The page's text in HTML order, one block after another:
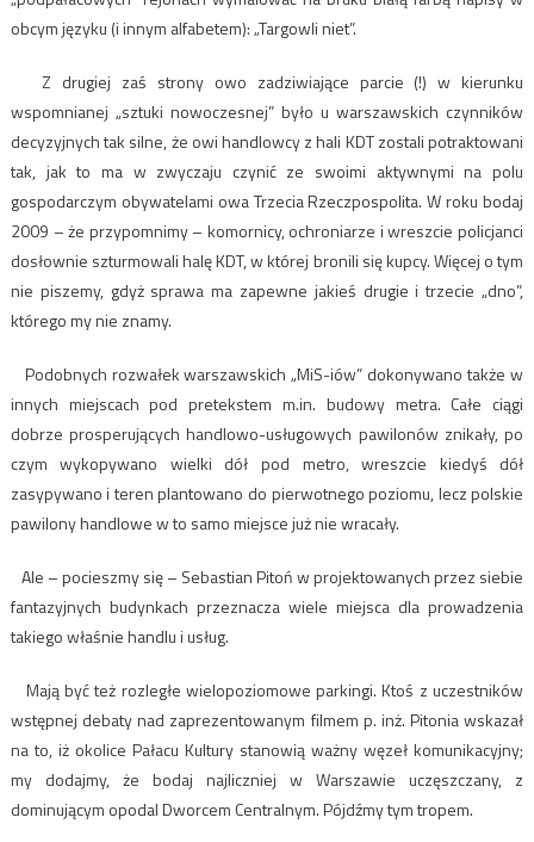
obcym języku (i innym alfabetem): „Targowli niet”.
Z drugiej zaś strony owo zadziwiające parcie (!) w kierunku
wspomnianej „sztuki nowoczesnej” było u warszawskich czynników
decyzyjnych tak silne, że owi handlowcy z hali KDT zostali potraktowani
tak, jak to ma w zwyczaju czynić ze swoimi aktywnymi na polu
gospodarczym obywatelami owa Trzecia Rzeczpospolita. W roku bodaj
2009 – że przypomnimy – komornicy, ochroniarze i wreszcie policjanci
dosłownie szturmowali halę KDT, w której bronili się kupcy. Więcej o tym
nie piszemy, gdyż sprawa ma zapewne jakieś drugie i trzecie „dno”,
którego my nie znamy.
Podobnych rozwałek warszawskich „MiS-iów” dokonywano także w
innych miejscach pod pretekstem m.in. budowy metra. Całe ciągi
dobrze prosperujących handlowo-usługowych pawilonów znikały, po
czym wykopywano wielki dół pod metro, wreszcie kiedyś dół
zasypywano i teren plantowano do pierwotnego poziomu, lecz polskie
pawilony handlowe w to samo miejsce już nie wracały.
Ale – pocieszmy się – Sebastian Pitoń w projektowanych przez siebie
fantazyjnych budynkach przeznacza wiele miejsca dla prowadzenia
takiego właśnie handlu i usług.
Mają być też rozległe wielopoziomowe parkingi. Ktoś z uczestników
wstępnej debaty nad zaprezentowanym filmem p. inż. Pitonia wskazał
na to, iż okolice Pałacu Kultury stanowią ważny węzeł komunikacyjny;
my dodajmy, że bodaj najliczniej w Warszawie uczęszczany, z
dominującym opodal Dworcem Centralnym. Pójdźmy tym tropem.